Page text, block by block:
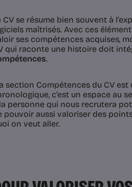
CV se résume bien souvent à
maîtrisés. Avec ces
ses compétences acquises,
qui raconte une histoire doit
.
section Compétences du CV
c’est un espace au
personne qui nous recrutera
pouvoir aussi valoriser des
on veut aller.